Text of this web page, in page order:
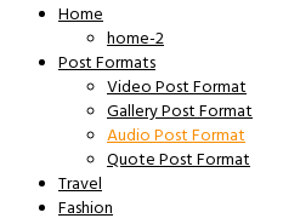
Home
home-2
Post Formats
Video Post Format
Gallery Post Format
Audio Post Format
Quote Post Format
Travel
Fashion